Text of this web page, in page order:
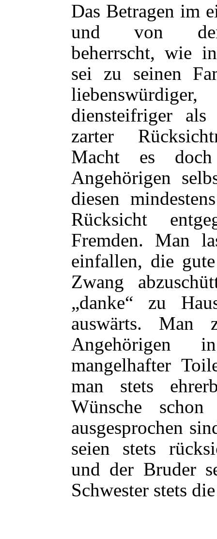
Das Betragen im
und von
beherrscht, wie
sei zu seinen
diensteifriger
zarter
Macht es
Angehörigen
diesen
Rücksicht
Fremden. Man
einfallen, die
Zwang
„danke“ zu
auswärts. Man
Angehörigen
mangelhafter
man stets
Wünsche
ausgesprochen
seien stets
und der Bruder
Schwester stets